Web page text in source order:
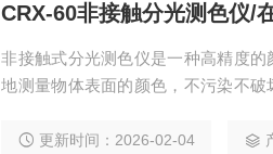
CRX-60非接触分光测色仪/
非接触式分光测色仪是一种高精度
地测量物体表面的颜色，不污染不
明/0°测量） 内置校准，无需人工干
更新时间：2026-02-04